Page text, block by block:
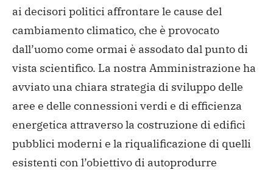
ai decisori politici affrontare le cause del
cambiamento climatico, che è provocato
dall’uomo come ormai è assodato dal punto di
vista scientifico. La nostra Amministrazione ha
avviato una chiara strategia di sviluppo delle
aree e delle connessioni verdi e di efficienza
energetica attraverso la costruzione di edifici
pubblici moderni e la riqualificazione di quelli
esistenti con l’obiettivo di autoprodurre